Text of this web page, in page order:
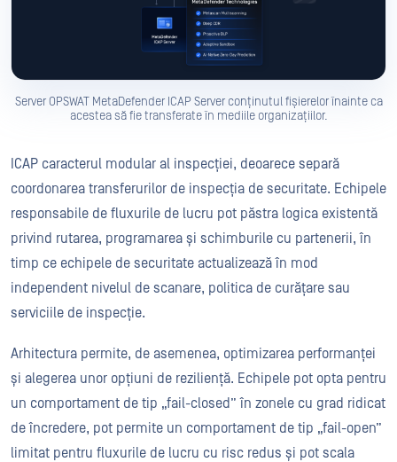
Server OPSWAT MetaDefender ICAP Server conținutul fișierelor înainte ca
acestea să fie transferate în mediile organizațiilor.
ICAP caracterul modular al inspecției, deoarece separă
coordonarea transferurilor de inspecția de securitate. Echipele
responsabile de fluxurile de lucru pot păstra logica existentă
privind rutarea, programarea și schimburile cu partenerii, în
timp ce echipele de securitate actualizează în mod
independent nivelul de scanare, politica de curățare sau
serviciile de inspecție.
Arhitectura permite, de asemenea, optimizarea performanței
și alegerea unor opțiuni de reziliență. Echipele pot opta pentru
un comportament de tip „fail-closed” în zonele cu grad ridicat
de încredere, pot permite un comportament de tip „fail-open”
limitat pentru fluxurile de lucru cu risc redus și pot scala